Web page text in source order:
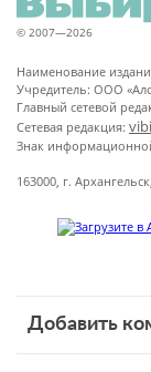
© 2007—2026
Наименование
Учредитель: ООО
Главный сетевой
Сетевая редакция:
Знак
163000, г.
Добавить